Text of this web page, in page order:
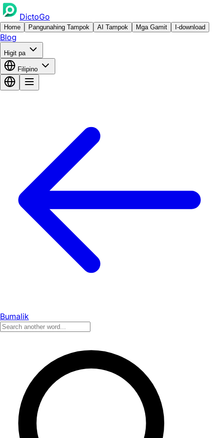
DictoGo
Home Pangunahing Tampok AI Tampok Mga Gamit I-download
Blog
Higit pa
Filipino
Bumalik